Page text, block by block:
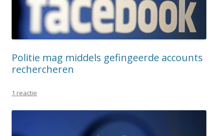
Politie mag middels gefingeerde accounts
rechercheren
1 reactie